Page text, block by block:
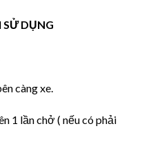
DỤNG
càng xe.
1 lần chở ( nếu có phải